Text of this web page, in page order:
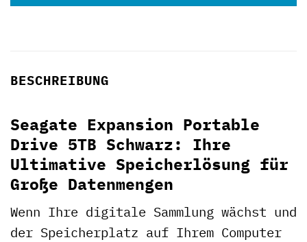
BESCHREIBUNG
Seagate Expansion Portable
Drive 5TB Schwarz: Ihre
Ultimative Speicherlösung für
Große Datenmengen
Wenn Ihre digitale Sammlung wächst und
der Speicherplatz auf Ihrem Computer